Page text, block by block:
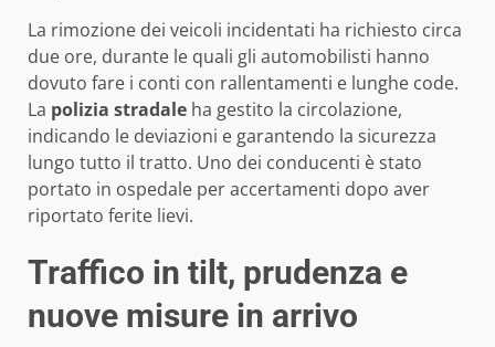
La rimozione dei veicoli incidentati ha richiesto circa
due ore, durante le quali gli automobilisti hanno
dovuto fare i conti con rallentamenti e lunghe code.
La polizia stradale ha gestito la circolazione,
indicando le deviazioni e garantendo la sicurezza
lungo tutto il tratto. Uno dei conducenti è stato
portato in ospedale per accertamenti dopo aver
riportato ferite lievi.
Traffico in tilt, prudenza e
nuove misure in arrivo